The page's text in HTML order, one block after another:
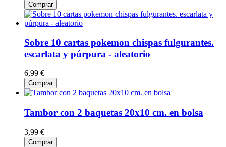
Comprar
Sobre 10 cartas pokemon chispas fulgurantes.
escarlata y púrpura - aleatorio
6,99 €
Comprar
Tambor con 2 baquetas 20x10 cm. en bolsa
3,99 €
Comprar